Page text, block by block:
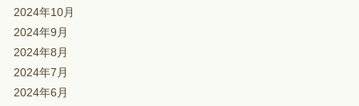
2024年10月
2024年9月
2024年8月
2024年7月
2024年6月